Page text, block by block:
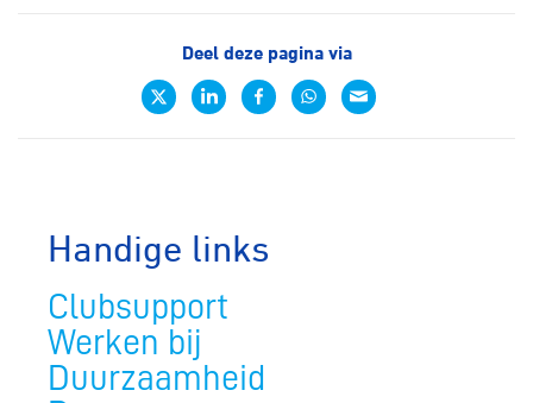
Deel deze pagina via
Handige links
Clubsupport
Werken bij
Duurzaamheid